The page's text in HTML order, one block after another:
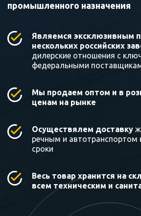
промышленного назначения
Являемся эксклюзивным
нескольких российских
дилерские отношения с
федеральными
Мы продаем оптом и в
ценам на рынке
Осуществялем доставку
речным и автотранспортом
сроки
Весь товар хранится на
всем техническим и